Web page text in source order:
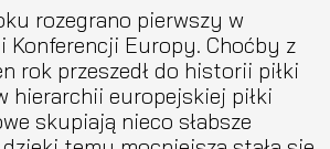
rozegrano pierwszy w
Konferencji Europy. Choćby z
rok przeszedł do historii piłki
hierarchii europejskiej piłki
skupiają nieco słabsze